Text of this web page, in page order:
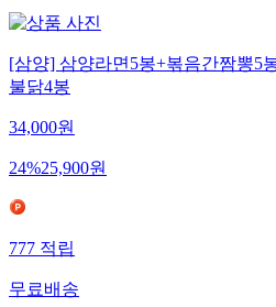
[삼양] 삼양라면5봉+볶음간짬뽕5
불닭4봉
34,000원
24%25,900원
777적립
무료배송